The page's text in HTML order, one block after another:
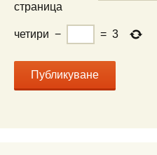
страница
четири − = 3